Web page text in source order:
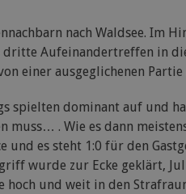
nach Waldsee. Im
Aufeinandertreffen in
einer ausgeglichenen Partie
spielten dominant auf und
muss… . Wie es dann
und es steht 1:0 für den
wurde zur Ecke geklärt,
hoch und weit in den